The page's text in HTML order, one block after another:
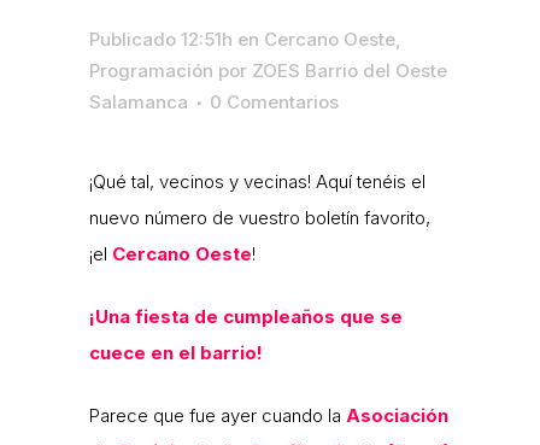
Publicado 12:51h en Cercano Oeste
Programación por ZOES Barrio del Oeste
Salamanca
0 Comentarios
¡Qué tal, vecinos y vecinas! Aquí tenéis el
nuevo número de vuestro boletín favorito,
¡el Cercano Oeste!
¡Una fiesta de cumpleaños que se
cuece en el barrio!
Parece que fue ayer cuando la Asociación